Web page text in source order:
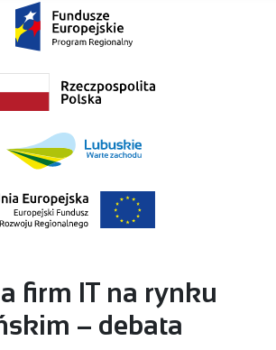
firm IT na rynku
– debata